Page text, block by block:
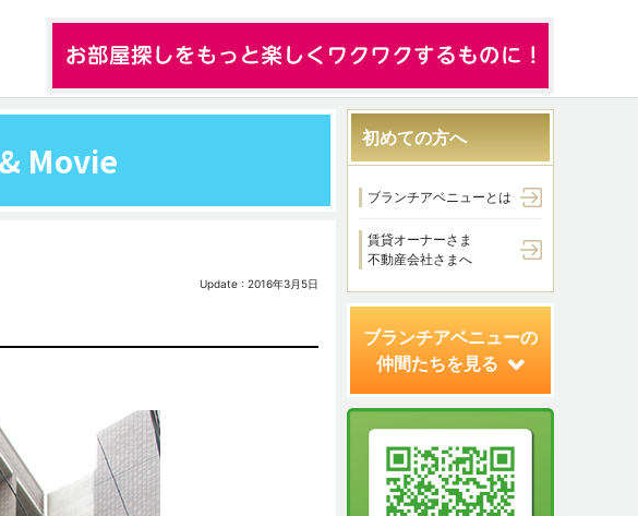
Movie
Update : 2016年3月5日
初めての方へ
ブランチアベニューとは
賃貸オーナーさま
不動産会社さまへ
ブランチアベニューの
仲間たちを見る